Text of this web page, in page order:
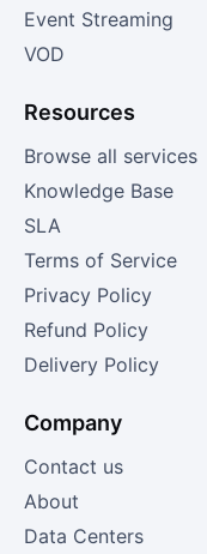
Event Streaming
VOD
Resources
Browse all services
Knowledge Base
SLA
Terms of Service
Privacy Policy
Refund Policy
Delivery Policy
Company
Contact us
About
Data Centers